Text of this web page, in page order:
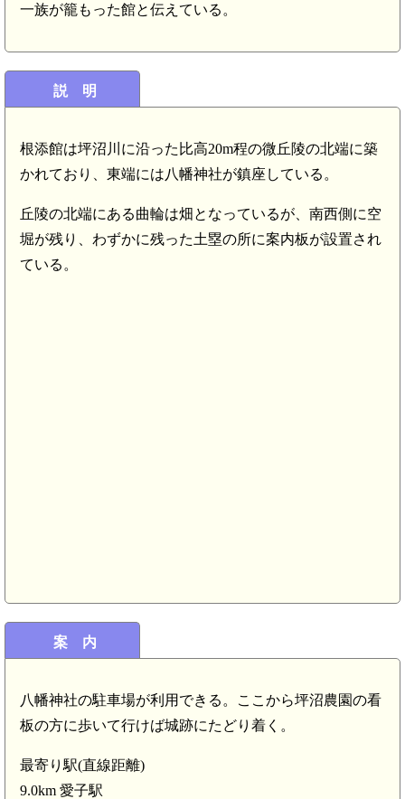
一族が籠もった館と伝えている。
説 明
根添館は坪沼川に沿った比高20m程の微丘陵の北端に築
かれており、東端には八幡神社が鎮座している。
丘陵の北端にある曲輪は畑となっているが、南西側に空
堀が残り、わずかに残った土塁の所に案内板が設置され
ている。
案 内
八幡神社の駐車場が利用できる。ここから坪沼農園の看
板の方に歩いて行けば城跡にたどり着く。
最寄り駅(直線距離)
9.0km 愛子駅
愛子駅(9.0km)
陸奥 御殿館(8.3km)